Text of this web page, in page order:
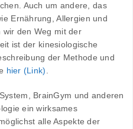
Auch um andere, das
Ernährung, Allergien und
wir den Weg mit der
ist der kinesiologische
der Methode und
hier (Link)
BrainGym und anderen
ein wirksames
alle Aspekte der